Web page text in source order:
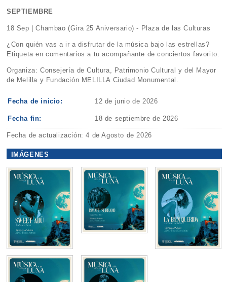
SEPTIEMBRE
18 Sep | Chambao (Gira 25 Aniversario) - Plaza de las Culturas
¿Con quién vas a ir a disfrutar de la música bajo las estrellas?
Etiqueta en comentarios a tu acompañante de conciertos favorito.
Organiza: Consejería de Cultura, Patrimonio Cultural y del Mayor
de Melilla y Fundación MELILLA Ciudad Monumental.
Fecha de inicio: 12 de junio de 2026
Fecha fin: 18 de septiembre de 2026
Fecha de actualización: 4 de Agosto de 2026
IMÁGENES